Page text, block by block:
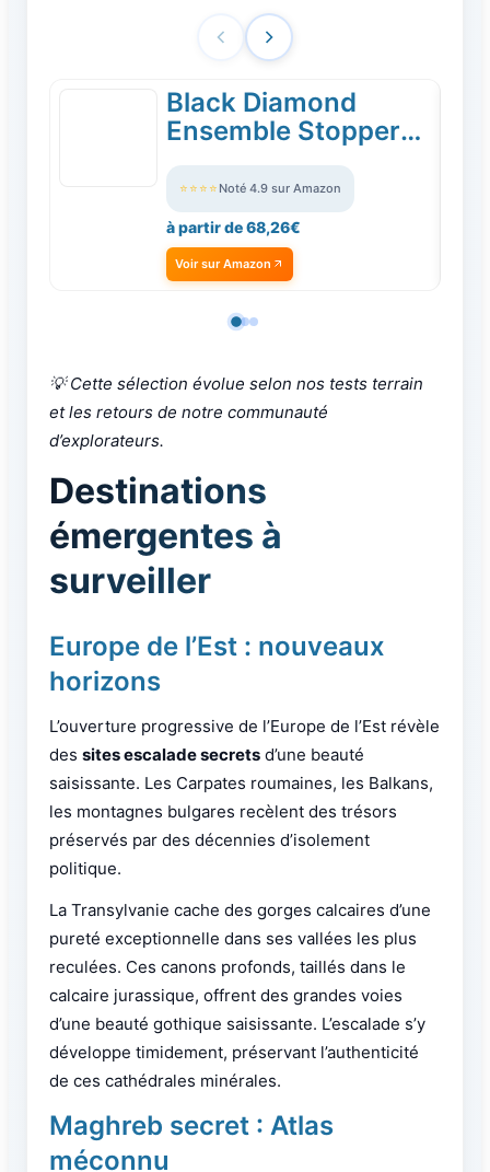
Black Diamond
Ensemble Stopper
⭐⭐⭐⭐ Noté 4.9 sur Amazon
à partir de 68,26€
Voir sur Amazon
💡 Cette sélection évolue selon nos tests terrain
et les retours de notre communauté
d’explorateurs.
Destinations
émergentes à
surveiller
Europe de l’Est : nouveaux
horizons
L’ouverture progressive de l’Europe de l’Est révèle
des sites escalade secrets d’une beauté
saisissante. Les Carpates roumaines, les Balkans,
les montagnes bulgares recèlent des trésors
préservés par des décennies d’isolement
politique.
La Transylvanie cache des gorges calcaires d’une
pureté exceptionnelle dans ses vallées les plus
reculées. Ces canons profonds, taillés dans le
calcaire jurassique, offrent des grandes voies
d’une beauté gothique saisissante. L’escalade s’y
développe timidement, préservant l’authenticité
de ces cathédrales minérales.
Maghreb secret : Atlas
méconnu